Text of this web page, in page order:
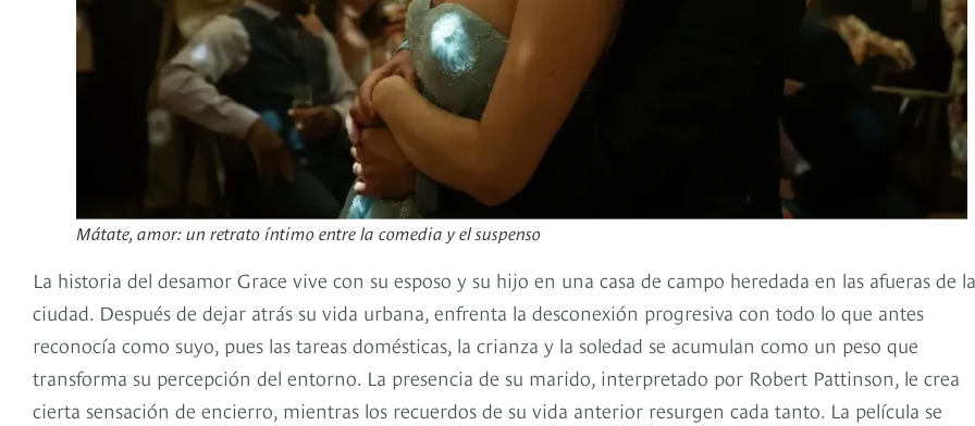
Mátate, amor: un retrato íntimo entre la comedia y el suspenso
La historia del desamor Grace vive con su esposo y su hijo en una casa de campo heredada en las afueras de la
ciudad. Después de dejar atrás su vida urbana, enfrenta la desconexión progresiva con todo lo que antes
reconocía como suyo, pues las tareas domésticas, la crianza y la soledad se acumulan como un peso que
transforma su percepción del entorno. La presencia de su marido, interpretado por Robert Pattinson, le crea
cierta sensación de encierro, mientras los recuerdos de su vida anterior resurgen cada tanto. La película se